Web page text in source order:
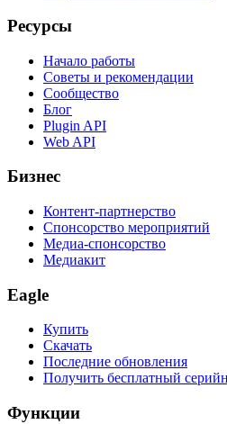
Ресурсы
Начало работы
Советы и рекомендации
Сообщество
Блог
Plugin API
Web API
Бизнес
Контент-партнерство
Спонсорство мероприятий
Медиа-спонсорство
Медиакит
Eagle
Купить
Скачать
Последние обновления
Получить бесплатный
Функции